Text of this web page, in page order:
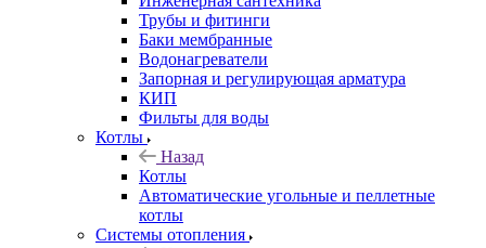
Трубы и фитинги
Баки мембранные
Водонагреватели
Запорная и регулирующая арматура
КИП
Фильты для воды
Котлы
Назад
Котлы
Автоматические угольные и пеллетные
котлы
Системы отопления